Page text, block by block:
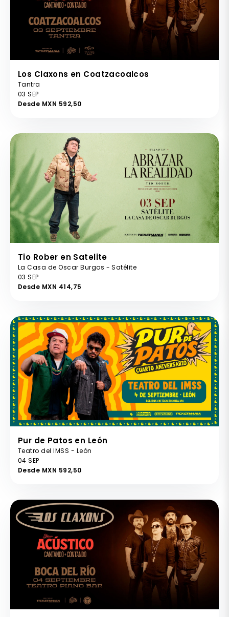
Los Claxons en Coatzacoalcos
Tantra
03 SEP
Desde MXN 592,50
Tio Rober en Satelite
La Casa de Oscar Burgos - Satélite
03 SEP
Desde MXN 414,75
Pur de Patos en León
Teatro del IMSS - León
04 SEP
Desde MXN 592,50